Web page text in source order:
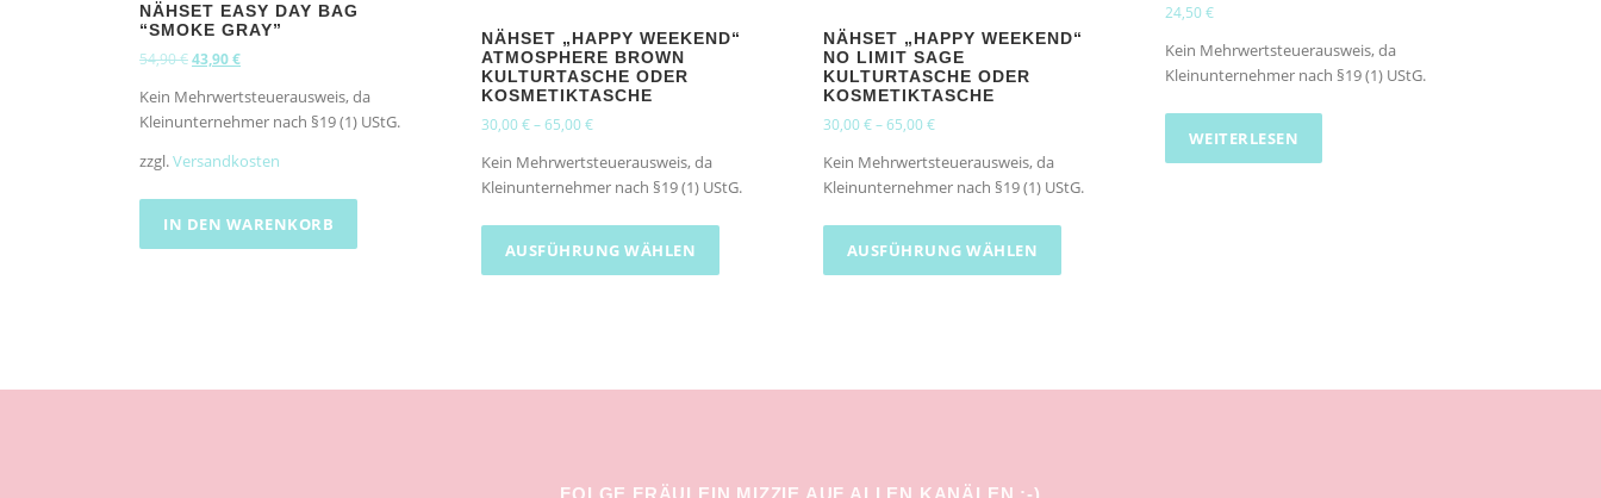
NÄHSET EASY DAY BAG
“SMOKE GRAY”
54,90€U
s
p
n
g
l
P
43,90€A
t
u
l
e
r
i
Kein Mehrwertsteuerausweis, da
Kleinunternehmer nach §19 (1) UStG.
zzgl.Versandkosten
IN DEN WARENKORB
NÄHSET „HAPPY WEEKEND“
ATMOSPHERE BROWN
KULTURTASCHE ODER
KOSMETIKTASCHE
30,00€–65,00€
Kein Mehrwertsteuerausweis, da
Kleinunternehmer nach §19 (1) UStG.
AUSFÜHRUNG WÄHLEN
D
e
P
NÄHSET „HAPPY WEEKEND“
NO LIMIT SAGE
KULTURTASCHE ODER
KOSMETIKTASCHE
30,00€–65,00€
Kein Mehrwertsteuerausweis, da
Kleinunternehmer nach §19 (1) UStG.
AUSFÜHRUNG WÄHLEN
D
e
P
24,50€
Kein Mehrwertsteuerausweis, da
Kleinunternehmer nach §19 (1) UStG.
WEITERLESEN